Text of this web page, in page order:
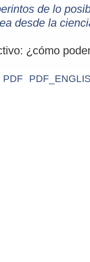
de lo
desde la
¿cómo
PDF